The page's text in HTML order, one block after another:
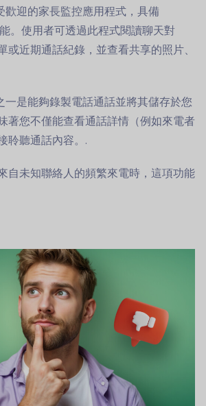
歡迎的家長監控應用程式，具備
。使用者可透過此程式閱讀聊天對
或近期通話紀錄，並查看共享的照片、
一是能夠錄製電話通話並將其儲存於您
著您不僅能查看通話詳情（例如來電者
聆聽通話內容。.
自未知聯絡人的頻繁來電時，這項功能